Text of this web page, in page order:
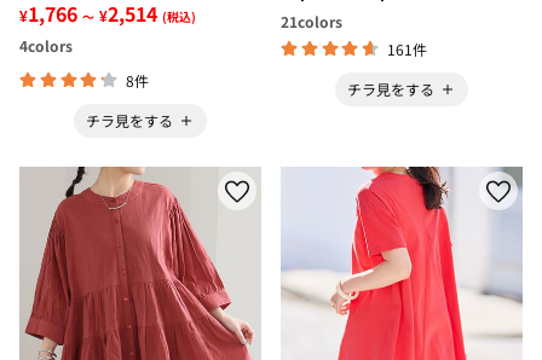
¥1,766 ～ ¥2,514 (税込)
4colors
8件
チラ見をする
21colors
161件
チラ見をする